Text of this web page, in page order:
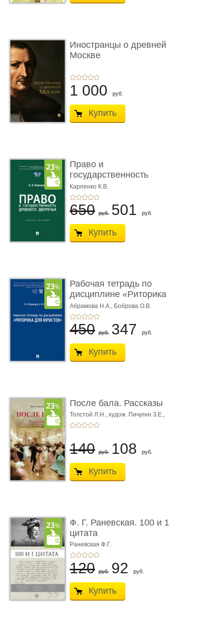
Иностранцы о древней
Москве
1 000 руб.
Купить
Право и
государственность
Древнего Двуречья. �
...
Карпенко К.В.
650 руб. 501 руб.
Купить
Рабочая тетрадь по
дисциплине «Риторика
для ю� ...
Абрамова Н.А., Боброва О.В.
450 руб. 347 руб.
Купить
После бала. Рассказы
Толстой Л.Н., худож. Пичугин З.Е.,
худож. Лебедев А.И.,
140 руб. 108 руб.
Купить
Ф. Г. Раневская. 100 и 1
цитата
Раневская Ф.Г.
120 руб. 92 руб.
Купить